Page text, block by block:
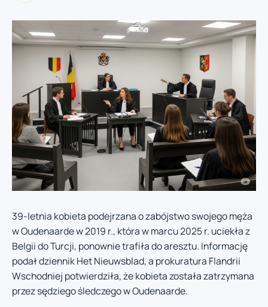
39-letnia kobieta podejrzana o zabójstwo swojego męża
w Oudenaarde w 2019 r., która w marcu 2025 r. uciekła z
Belgii do Turcji, ponownie trafiła do aresztu. Informację
podał dziennik Het Nieuwsblad, a prokuratura Flandrii
Wschodniej potwierdziła, że kobieta została zatrzymana
przez sędziego śledczego w Oudenaarde.